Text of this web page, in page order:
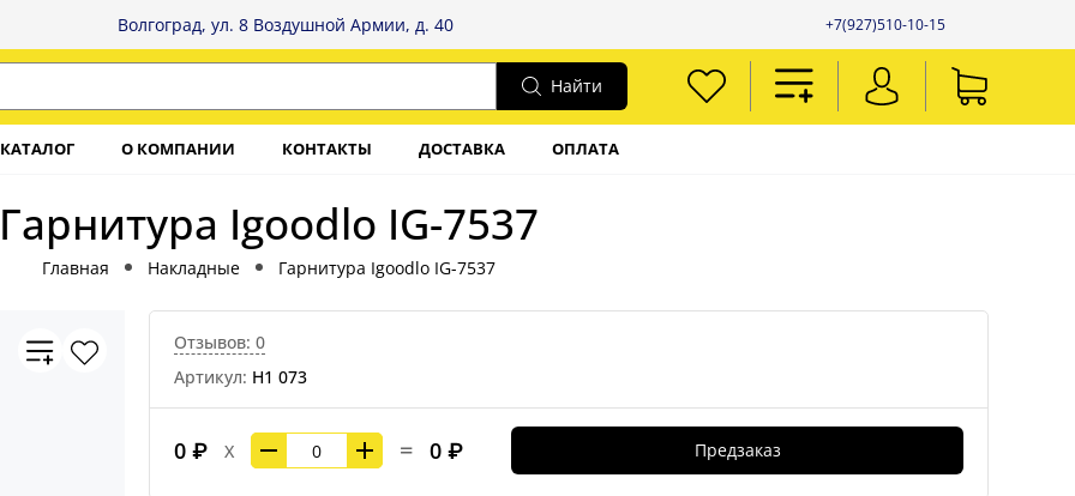
Волгоград, ул. 8 Воздушной Армии, д. 40 +7(927)510-10-15
Найти
КАТАЛОГ О КОМПАНИИ КОНТАКТЫ ДОСТАВКА ОПЛАТА
Гарнитура Igoodlo IG-7537
Главная Накладные Гарнитура Igoodlo IG-7537
Отзывов: 0
Артикул: Н1 073
0 ₽ X = 0 ₽ Предзаказ